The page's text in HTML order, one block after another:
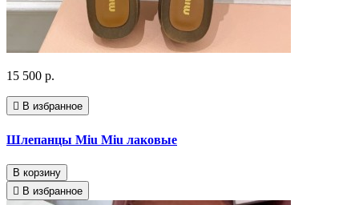
15 500 р.
В избранное
Шлепанцы Miu Miu лаковые
В корзину
В избранное